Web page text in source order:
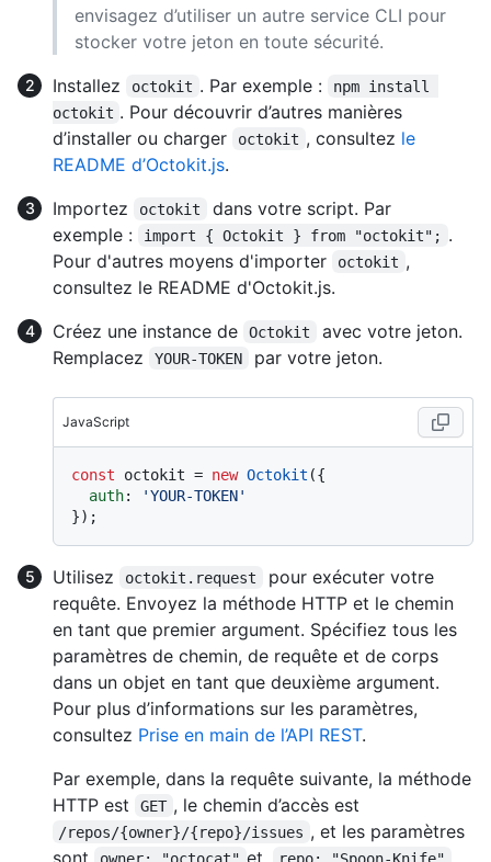
envisagez d’utiliser un autre service CLI pour
stocker votre jeton en toute sécurité.
Installez
octokit . Par exemple :
npm install
octokit . Pour découvrir d’autres manières
d’installer ou charger
octokit , consultez le
README d’Octokit.js.
Importez
octokit
dans votre script. Par
exemple :
import { Octokit } from "octokit"; .
Pour d'autres moyens d'importer
octokit ,
consultez le README d'Octokit.js.
Créez une instance de
Octokit
avec votre jeton.
Remplacez
YOUR-TOKEN par votre jeton.
JavaScript
const octokit = new Octokit ({
auth:
'YOUR-TOKEN'
Utilisez octokit.request
pour exécuter votre
requête. Envoyez la méthode HTTP et le chemin
en tant que premier argument. Spécifiez tous les
paramètres de chemin, de requête et de corps
dans un objet en tant que deuxième argument.
Pour plus d’informations sur les paramètres,
consultez Prise en main de l’API REST.
Par exemple, dans la requête suivante, la méthode
HTTP est
GET , le chemin d’accès est
/repos/{owner}/{repo}/issues , et les paramètres
sont
owner: "octocat" et . repo: "Spoon-Knife"